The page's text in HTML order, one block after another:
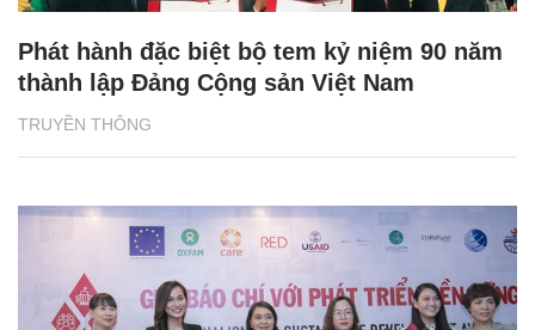
TRUYỀN THÔNG
Phát hành đặc biệt bộ tem kỷ niệm 90 năm
thành lập Đảng Cộng sản Việt Nam